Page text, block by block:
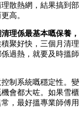
散熱網，結果搞到部
高。
理係最基本嘅保養，
聚好快，三個月清理
過熱，就要及時搵師
制系統嘅穩定性。變
會都大咗。如果雪櫃
，最好搵專業師傅用